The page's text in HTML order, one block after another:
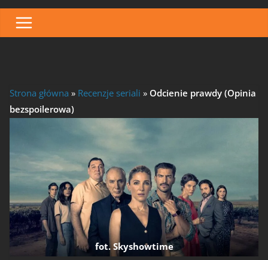
Strona główna » Recenzje seriali » Odcienie prawdy (Opinia
bezspoilerowa)
fot. Skyshowtime